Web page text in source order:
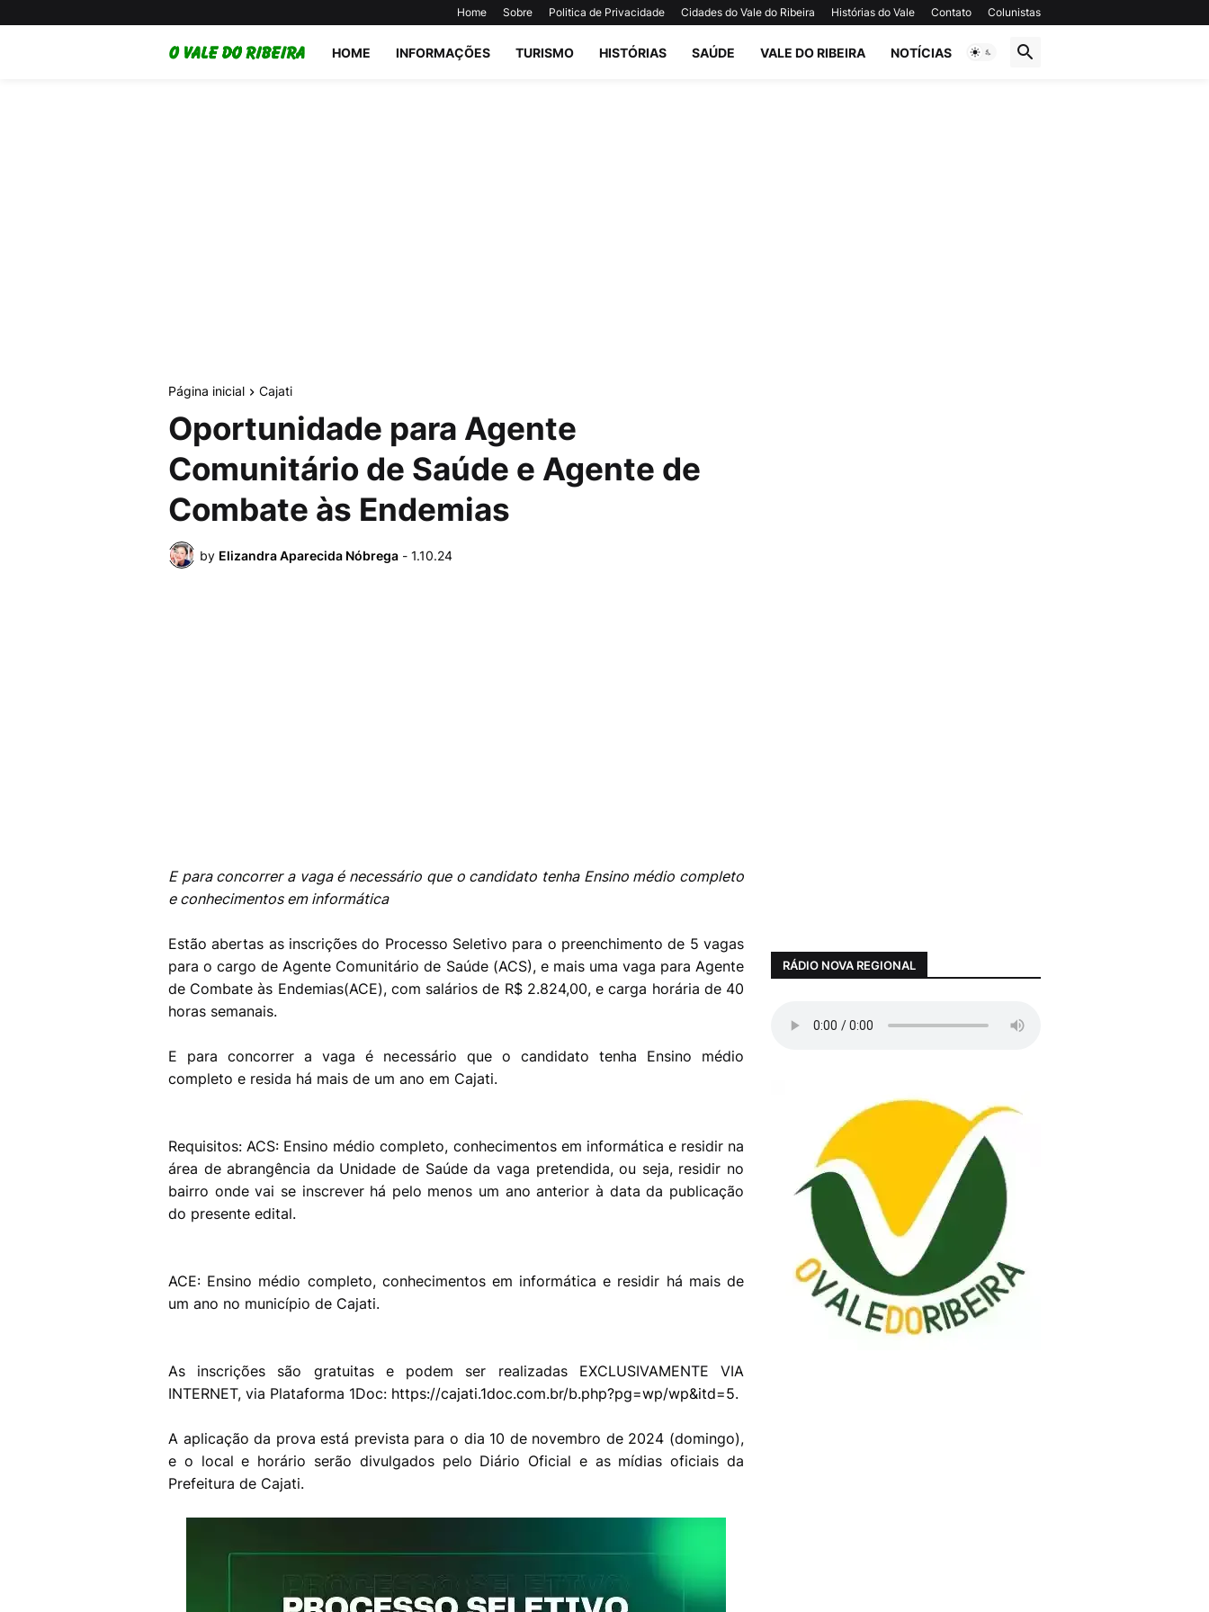
Home Sobre Politica de Privacidade Cidades do Vale do Ribeira Histórias do Vale Contato Colunistas
HOME INFORMAÇÕES TURISMO HISTÓRIAS SAÚDE VALE DO RIBEIRA NOTÍCIAS
Página inicial Cajati
Oportunidade para Agente
Comunitário de Saúde e Agente de
Combate às Endemias
by Elizandra Aparecida Nóbrega - 1.10.24
E para concorrer a vaga é necessário que o candidato tenha Ensino médio completo
e conhecimentos em informática
Estão abertas as inscrições do Processo Seletivo para o preenchimento de 5 vagas
para o cargo de Agente Comunitário de Saúde (ACS), e mais uma vaga para Agente
de Combate às Endemias(ACE), com salários de R$ 2.824,00, e carga horária de 40
horas semanais.
E para concorrer a vaga é necessário que o candidato tenha Ensino médio
completo e resida há mais de um ano em Cajati.
Requisitos: ACS: Ensino médio completo, conhecimentos em informática e residir na
área de abrangência da Unidade de Saúde da vaga pretendida, ou seja, residir no
bairro onde vai se inscrever há pelo menos um ano anterior à data da publicação
do presente edital.
ACE: Ensino médio completo, conhecimentos em informática e residir há mais de
um ano no município de Cajati.
As inscrições são gratuitas e podem ser realizadas EXCLUSIVAMENTE VIA
INTERNET, via Plataforma 1Doc: https://cajati.1doc.com.br/b.php?pg=wp/wp&itd=5.
A aplicação da prova está prevista para o dia 10 de novembro de 2024 (domingo),
e o local e horário serão divulgados pelo Diário Oficial e as mídias oficiais da
Prefeitura de Cajati.
RÁDIO NOVA REGIONAL